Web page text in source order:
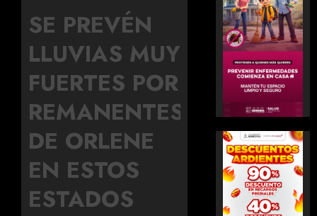
SE PREVÉN
LLUVIAS MUY
FUERTES POR
REMANENTES
DE ORLENE
EN ESTOS
ESTADOS